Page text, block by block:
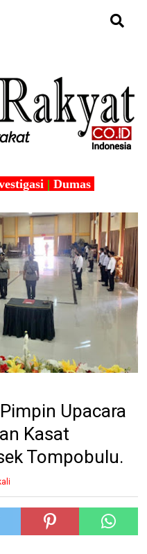
| Dumas
Upacara
Kasat
Tompobulu.